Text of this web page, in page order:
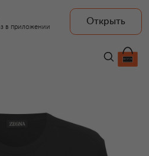
в приложении
Открыть
46 500 ₽